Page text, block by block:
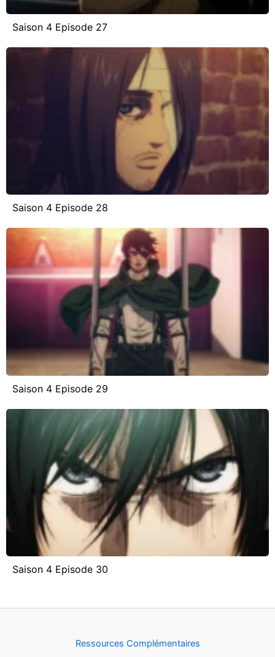
Saison 4 Episode 27
Saison 4 Episode 28
Saison 4 Episode 29
Saison 4 Episode 30
Ressources Complémentaires